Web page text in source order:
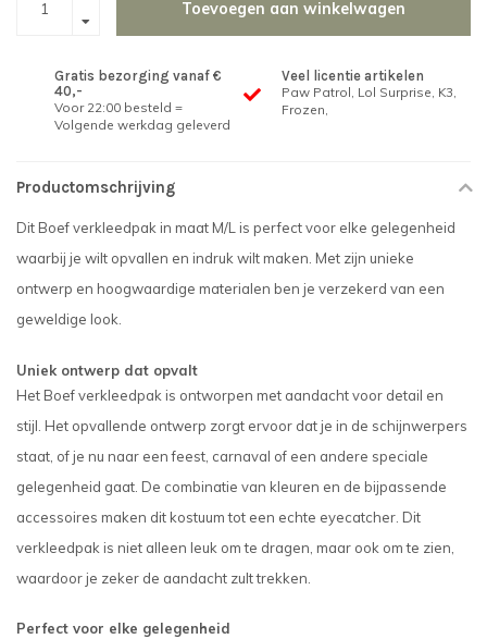
Toevoegen aan winkelwagen
Gratis bezorging vanaf €
40,-
Voor 22:00 besteld =
Volgende werkdag geleverd
Veel licentie artikelen
Paw Patrol, Lol Surprise, K3,
Frozen,
Productomschrijving
Dit Boef verkleedpak in maat M/L is perfect voor elke gelegenheid
waarbij je wilt opvallen en indruk wilt maken. Met zijn unieke
ontwerp en hoogwaardige materialen ben je verzekerd van een
geweldige look.
Uniek ontwerp dat opvalt
Het Boef verkleedpak is ontworpen met aandacht voor detail en
stijl. Het opvallende ontwerp zorgt ervoor dat je in de schijnwerpers
staat, of je nu naar een feest, carnaval of een andere speciale
gelegenheid gaat. De combinatie van kleuren en de bijpassende
accessoires maken dit kostuum tot een echte eyecatcher. Dit
verkleedpak is niet alleen leuk om te dragen, maar ook om te zien,
waardoor je zeker de aandacht zult trekken.
Perfect voor elke gelegenheid